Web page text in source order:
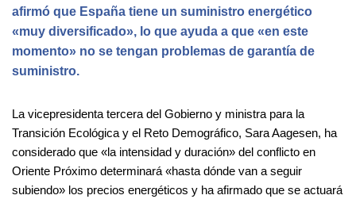
afirmó que España tiene un suministro energético
«muy diversificado», lo que ayuda a que «en este
momento» no se tengan problemas de garantía de
suministro.
La vicepresidenta tercera del Gobierno y ministra para la
Transición Ecológica y el Reto Demográfico, Sara Aagesen, ha
considerado que «la intensidad y duración» del conflicto en
Oriente Próximo determinará «hasta dónde van a seguir
subiendo» los precios energéticos y ha afirmado que se actuará